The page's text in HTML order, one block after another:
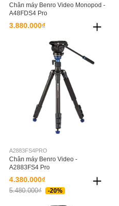
Chân máy Benro Video Monopod -
A48FDS4 Pro
3.880.000₫
A2883FS4PRO
Chân máy Benro Video -
A2883FS4 Pro
4.380.000₫
5.480.000₫ -20%